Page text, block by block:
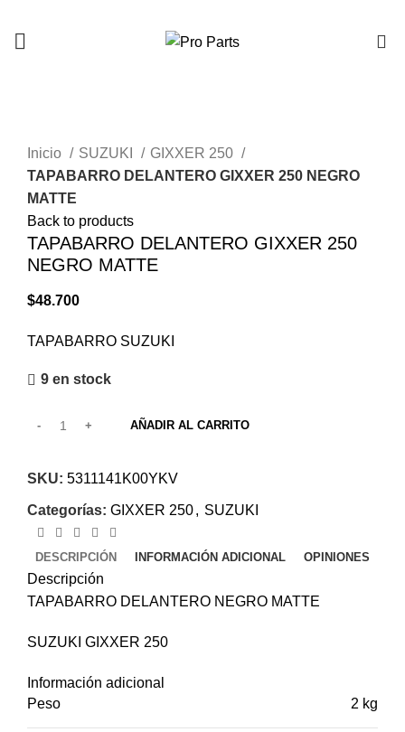
Inicio
SUZUKI
GIXXER 250
TAPABARRO DELANTERO GIXXER 250 NEGRO
MATTE
Back to products
TAPABARRO DELANTERO GIXXER 250
NEGRO MATTE
$48.700
TAPABARRO SUZUKI
9 en stock
AÑADIR AL CARRITO
SKU: 5311141K00YKV
Categorías: GIXXER 250, SUZUKI
DESCRIPCIÓN INFORMACIÓN ADICIONAL OPINIONES
Descripción
TAPABARRO DELANTERO NEGRO MATTE
SUZUKI GIXXER 250
Información adicional
Peso
2 kg